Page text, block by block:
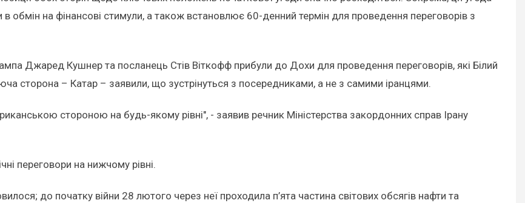
обмін на фінансові стимули, а також встановлює 60-денний термін для проведення переговорів з
Джаред Кушнер та посланець Стів Віткофф прибули до Дохи для проведення переговорів, які Білий
сторона – Катар – заявили, що зустрінуться з посередниками, а не з самими іранцями.
стороною на будь-якому рівні", - заявив речник Міністерства закордонних справ Ірану
переговори на нижчому рівні.
до початку війни 28 лютого через неї проходила п’ята частина світових обсягів нафти та